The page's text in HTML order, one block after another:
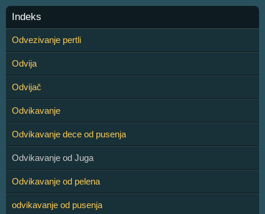
Indeks
Odvezivanje pertli
Odvija
Odvijač
Odvikavanje
Odvikavanje dece od pusenja
Odvikavanje od Juga
Odvikavanje od pelena
odvikavanje od pusenja